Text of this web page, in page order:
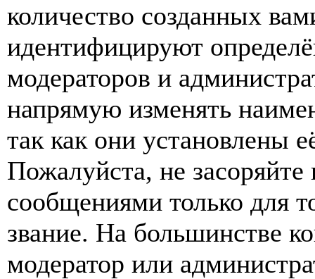
количество созданных
идентифицируют
модераторов и
напрямую изменять
так как они установлены
Пожалуйста, не
сообщениями только для
звание. На большинстве
модератор или